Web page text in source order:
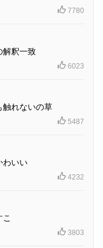
7780
解釈一致
6023
触れないの草
5487
わいい
4232
3803